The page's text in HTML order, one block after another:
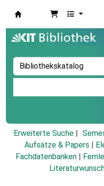
Erweiterte Suche
Aufsätze & Papers
Fachdatenbanken